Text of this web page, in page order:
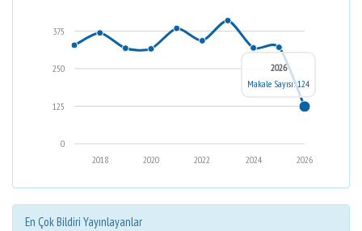
0
125
250
375
2026
2024
2022
2020
2018
2026
Makale Sayısı: 124
En Çok Bildiri Yayınlayanlar